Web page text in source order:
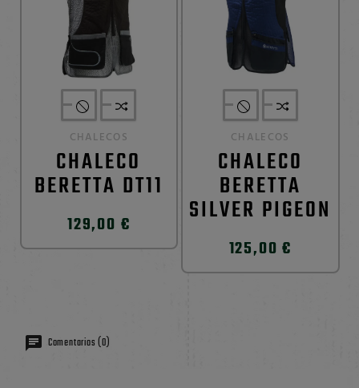
CHALECOS
CHALECO
BERETTA DT11
129,00 €
CHALECOS
CHALECO
BERETTA
SILVER PIGEON
125,00 €
Comentarios (0)